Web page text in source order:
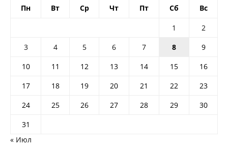
Пн Вт Ср Чт Пт Сб Вс
1
2
3
4 5 6 7 8
9
10
11 12 13 14 15
16
17
18 19 20 21 22
23
24
25 26 27 28 29
30
31
« Июл